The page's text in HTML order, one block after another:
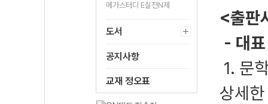
메가스터디 E실전N제
도서
공지사항
교재 정오표
<출판
- 대
1. 문
상세